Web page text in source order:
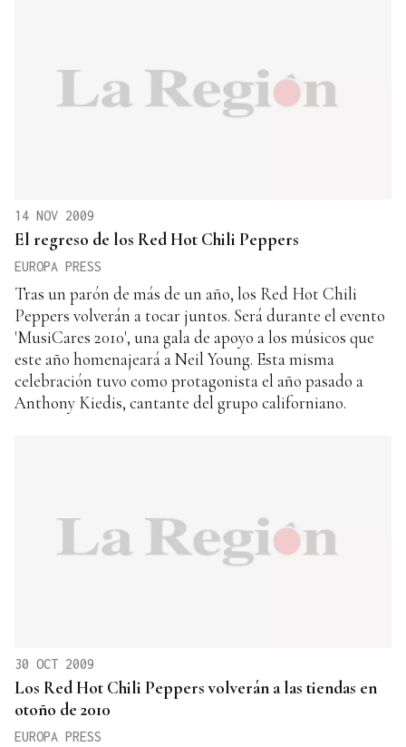
14 NOV 2009
El regreso de los Red Hot Chili Peppers
EUROPA PRESS
Tras un parón de más de un año, los Red Hot Chili
Peppers volverán a tocar juntos. Será durante el evento
'MusiCares 2010', una gala de apoyo a los músicos que
este año homenajeará a Neil Young. Esta misma
celebración tuvo como protagonista el año pasado a
Anthony Kiedis, cantante del grupo californiano.
30 OCT 2009
Los Red Hot Chili Peppers volverán a las tiendas en
otoño de 2010
EUROPA PRESS